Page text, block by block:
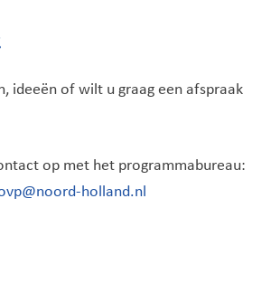
ideeën of wilt u graag een afspraak
op met het programmabureau:
holland.nl